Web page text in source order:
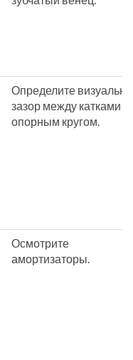
Определите визуально
зазор между катками и
опорным кругом.
Осмотрите
амортизаторы.